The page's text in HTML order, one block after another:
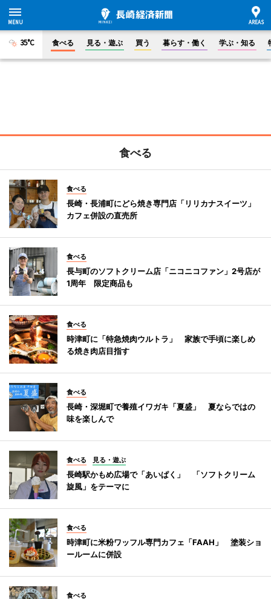
35°C 食べる 見る・遊ぶ 買う 暮らす・働く 学ぶ・知る
食べる
食べる
長崎・長浦町にどら焼き専門店「リリカナスイーツ」
カフェ併設の直売所
食べる
長与町のソフトクリーム店「ニコニコファン」2号店が
1周年 限定商品も
食べる
時津町に「特急焼肉ウルトラ」 家族で手頃に楽しめ
る焼き肉店目指す
食べる
長崎・深堀町で養殖イワガキ「夏盛」 夏ならではの
味を楽しんで
食べる 見る・遊ぶ
長崎駅かもめ広場で「あいぱく」 「ソフトクリーム
旋風」をテーマに
食べる
時津町に米粉ワッフル専門カフェ「FAAH」 塗装ショ
ールームに併設
食べる